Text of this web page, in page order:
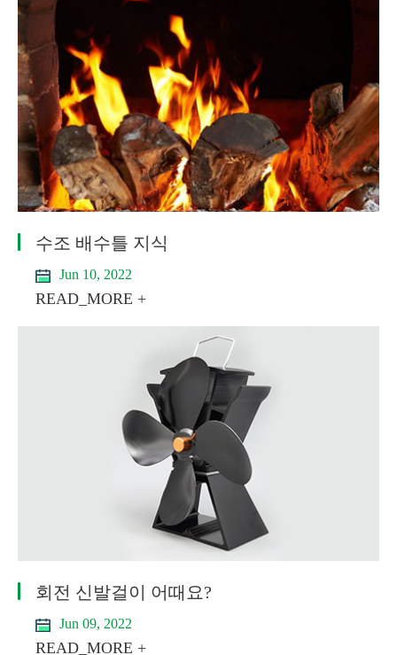
수조 배수틀 지식
Jun 10, 2022
READ_MORE +
회전 신발걸이 어때요?
Jun 09, 2022
READ_MORE +